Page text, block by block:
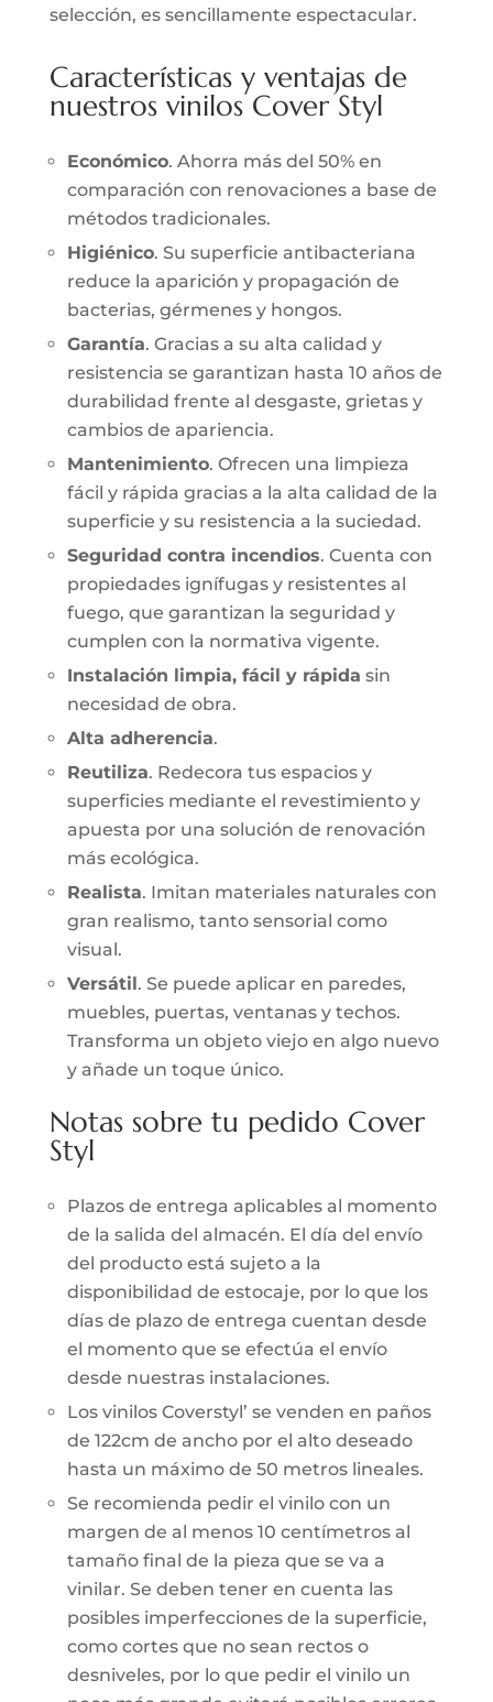
selección, es sencillamente espectacular.
Características y ventajas de
nuestros vinilos Cover Styl
Económico. Ahorra más del 50% en
comparación con renovaciones a base de
métodos tradicionales.
Higiénico. Su superficie antibacteriana
reduce la aparición y propagación de
bacterias, gérmenes y hongos.
Garantía. Gracias a su alta calidad y
resistencia se garantizan hasta 10 años de
durabilidad frente al desgaste, grietas y
cambios de apariencia.
Mantenimiento. Ofrecen una limpieza
fácil y rápida gracias a la alta calidad de la
superficie y su resistencia a la suciedad.
Seguridad contra incendios. Cuenta con
propiedades ignífugas y resistentes al
fuego, que garantizan la seguridad y
cumplen con la normativa vigente.
Instalación limpia, fácil y rápida sin
necesidad de obra.
Alta adherencia.
Reutiliza. Redecora tus espacios y
superficies mediante el revestimiento y
apuesta por una solución de renovación
más ecológica.
Realista. Imitan materiales naturales con
gran realismo, tanto sensorial como
visual.
Versátil . Se puede aplicar en paredes,
muebles, puertas, ventanas y techos.
Transforma un objeto viejo en algo nuevo
y añade un toque único.
Notas sobre tu pedido Cover
Styl
Plazos de entrega aplicables al momento
de la salida del almacén. El día del envío
del producto está sujeto a la
disponibilidad de estocaje, por lo que los
días de plazo de entrega cuentan desde
el momento que se efectúa el envío
desde nuestras instalaciones.
Los vinilos Coverstyl’ se venden en paños
de 122cm de ancho por el alto deseado
hasta un máximo de 50 metros lineales.
Se recomienda pedir el vinilo con un
margen de al menos 10 centímetros al
tamaño final de la pieza que se va a
vinilar. Se deben tener en cuenta las
posibles imperfecciones de la superficie,
como cortes que no sean rectos o
desniveles, por lo que pedir el vinilo un